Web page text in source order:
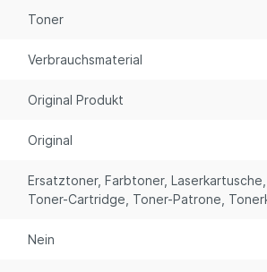
Toner
Verbrauchsmaterial
Original Produkt
Original
Ersatztoner, Farbtoner, Laserkartusche
Toner-Cartridge , Toner-Patrone ,
Nein